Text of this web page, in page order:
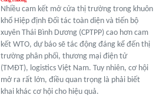
Nhiều cam kết mở cửa thị trường trong khuôn
khổ Hiệp định Đối tác toàn diện và tiến bộ
xuyên Thái Bình Dương (CPTPP) cao hơn cam
kết WTO, dự báo sẽ tác động đáng kể đến thị
trường phân phối, thương mại điện tử
(TMĐT), logistics Việt Nam. Tuy nhiên, cơ hội
mở ra rất lớn, điều quan trọng là phải biết
khai khác cơ hội cho hiệu quả.